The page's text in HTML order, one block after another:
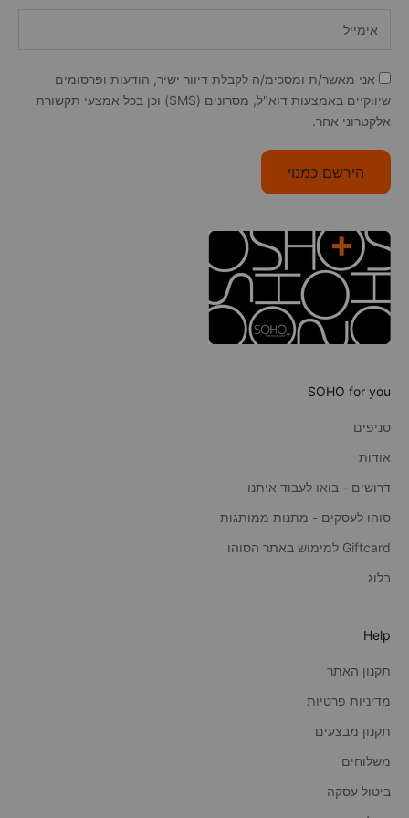
אני מאשר/ת ומסכימ/ה לקבלת דיוור ישיר, הודעות ופרסומים
שיווקיים באמצעות דוא"ל, מסרונים (SMS) וכן בכל אמצעי תקשורת
אלקטרוני אחר.
הירשם כמנוי
SOHO for you
סניפים
אודות
דרושים - בואו לעבוד איתנו
סוהו לעסקים - מתנות ממותגות
Giftcard למימוש באתר הסוהו
בלוג
Help
תקנון האתר
מדיניות פרטיות
תקנון מבצעים
משלוחים
ביטול עסקה